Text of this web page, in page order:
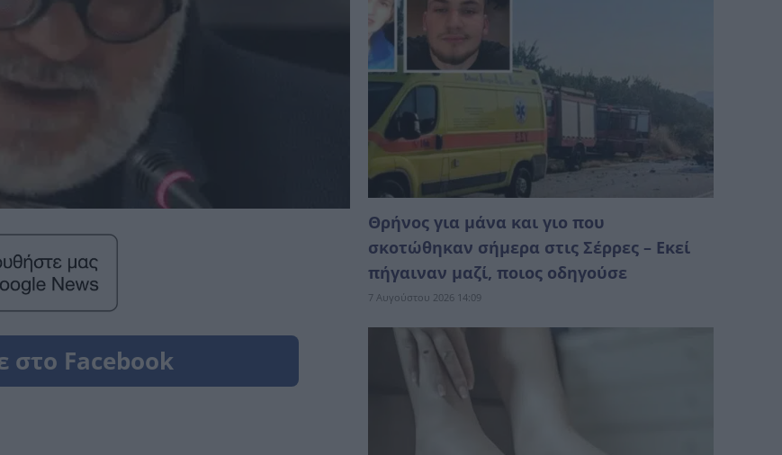
Θρήνος για μάνα και γιο που
σκοτώθηκαν σήμερα στις Σέρρες – Εκεί
πήγαιναν μαζί, ποιος οδηγούσε
7 Αυγούστου 2026 14:09